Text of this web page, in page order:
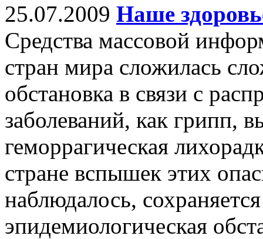
25.07.2009 Наше
Средства массовой
стран мира сложилась
обстановка в связи с
заболеваний, как грипп,
геморрагическая
стране вспышек этих
наблюдалось,
эпидемиологическая